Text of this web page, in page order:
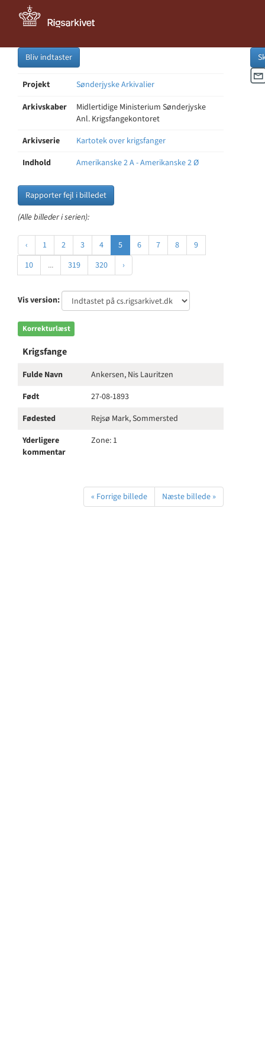
Bliv indtaster
Projekt
Sønderjyske Arkivalier
Arkivskaber
Midlertidige Ministerium Sønderjyske
Anl. Krigsfangekontoret
Arkivserie
Kartotek over krigsfanger
Indhold
Amerikanske 2 A - Amerikanske 2 Ø
Rapporter fejl i billedet
(Alle billeder i serien):
‹ 1 2 3 4 5 6 7 8
9
10
... 319 320 ›
Vis version:
Korrekturlæst
Krigsfange
Fulde Navn
Ankersen, Nis Lauritzen
Født
27-08-1893
Fødested
Rejsø Mark, Sommersted
Yderligere
kommentar
Zone: 1
« Forrige billede Næste billede »